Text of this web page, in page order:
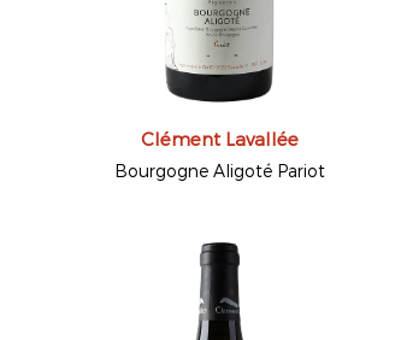
Clément Lavallée
Bourgogne Aligoté Pariot